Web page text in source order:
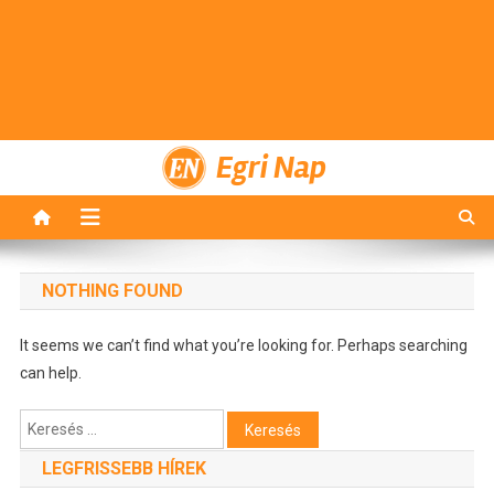
Egri Nap
NOTHING FOUND
It seems we can’t find what you’re looking for. Perhaps searching
can help.
Keresés:
LEGFRISSEBB HÍREK